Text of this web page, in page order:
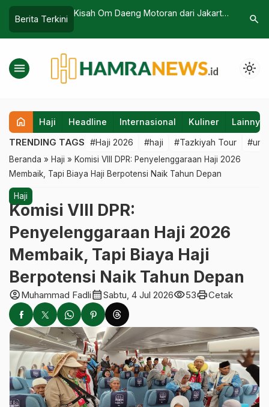
Berita Terkini
Motoran dari Jakarta
Perjalanan
Arab Saudi Majukan Timeline,
Sejak Akhir Juni
search
menu light_mode
home Haji Headline Internasional Kuliner Lainnya
TRENDING TAGS #Haji 2026 #haji #Tazkiyah Tour
Beranda » Haji » Komisi VIII DPR: Penyelenggaraan Haji 2026
Membaik, Tapi Biaya Haji Berpotensi Naik Tahun Depan
Haji
Komisi VIII DPR:
Penyelenggaraan Haji 2026
Membaik, Tapi Biaya Haji
Berpotensi Naik Tahun Depan
account_circleMuhammad Fadlicalendar_monthSabtu, 4 Jul 2026visibility53printCetak